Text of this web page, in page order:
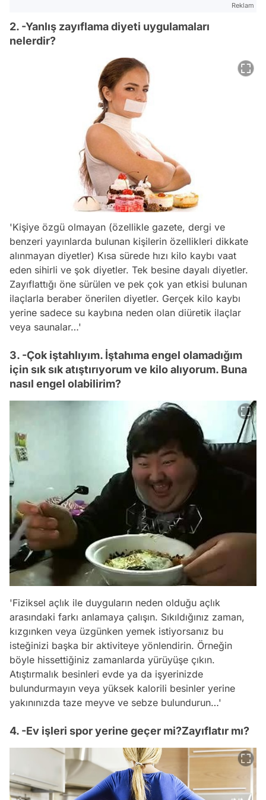
Reklam
2. -Yanlış zayıflama diyeti uygulamaları
nelerdir?
'Kişiye özgü olmayan (özellikle gazete, dergi ve
benzeri yayınlarda bulunan kişilerin özellikleri dikkate
alınmayan diyetler) Kısa sürede hızı kilo kaybı vaat
eden sihirli ve şok diyetler. Tek besine dayalı diyetler.
Zayıflattığı öne sürülen ve pek çok yan etkisi bulunan
ilaçlarla beraber önerilen diyetler. Gerçek kilo kaybı
yerine sadece su kaybına neden olan diüretik ilaçlar
veya saunalar…'
3. -Çok iştahlıyım. İştahıma engel olamadığım
için sık sık atıştırıyorum ve kilo alıyorum. Buna
nasıl engel olabilirim?
'Fiziksel açlık ile duyguların neden olduğu açlık
arasındaki farkı anlamaya çalışın. Sıkıldığınız zaman,
kızgınken veya üzgünken yemek istiyorsanız bu
isteğinizi başka bir aktiviteye yönlendirin. Örneğin
böyle hissettiğiniz zamanlarda yürüyüşe çıkın.
Atıştırmalık besinleri evde ya da işyerinizde
bulundurmayın veya yüksek kalorili besinler yerine
yakınınızda taze meyve ve sebze bulundurun…'
4. -Ev işleri spor yerine geçer mi?Zayıflatır mı?